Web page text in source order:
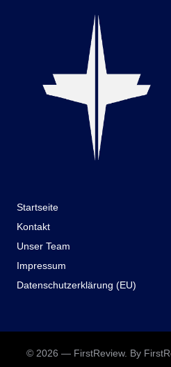
Startseite
Kontakt
Unser Team
Impressum
Datenschutzerklärung (EU)
© 2026 — FirstReview. By